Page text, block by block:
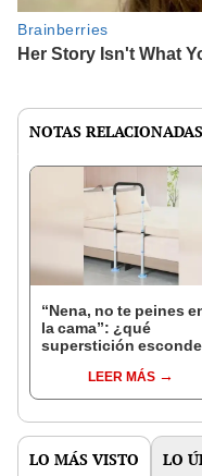
NOTAS RELACIONADAS
“Nena, no te peines
la cama”: ¿qué
superstición
Enanitos Verdes?
LEER MÁS
LO MÁS VISTO LO